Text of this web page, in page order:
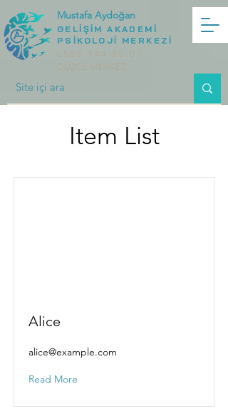
GELİŞİM AKADEMİ
PSİKOLOJİ MERKEZİ
Mustafa Aydoğan
DÜZCE MERKEZ
0505 944 80 01
Item List
Alice
alice@example.com
Read More